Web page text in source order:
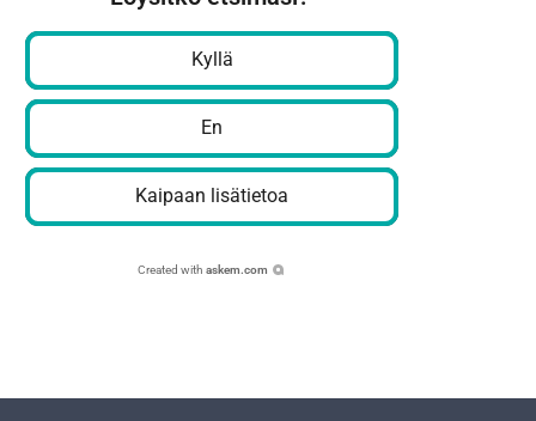
Kyllä
En
Kaipaan lisätietoa
Created with askem.com